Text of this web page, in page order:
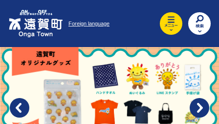
先
頭
で
す
。
を
飛
ば
し
て
本
文
へ
Foreign language